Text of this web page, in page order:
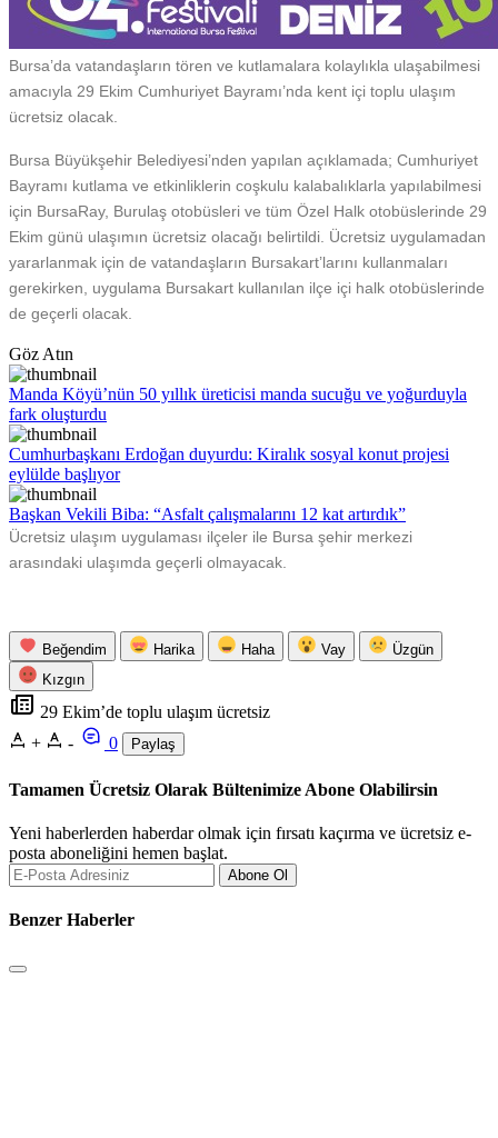
Bursa’da vatandaşların tören ve kutlamalara kolaylıkla ulaşabilmesi
amacıyla 29 Ekim Cumhuriyet Bayramı’nda kent içi toplu ulaşım
ücretsiz olacak.
Bursa Büyükşehir Belediyesi’nden yapılan açıklamada; Cumhuriyet
Bayramı kutlama ve etkinliklerin coşkulu kalabalıklarla yapılabilmesi
için BursaRay, Burulaş otobüsleri ve tüm Özel Halk otobüslerinde 29
Ekim günü ulaşımın ücretsiz olacağı belirtildi. Ücretsiz uygulamadan
yararlanmak için de vatandaşların Bursakart’larını kullanmaları
gerekirken, uygulama Bursakart kullanılan ilçe içi halk otobüslerinde
de geçerli olacak.
Göz Atın
Manda Köyü’nün 50 yıllık üreticisi manda sucuğu ve yoğurduyla
fark oluşturdu
Cumhurbaşkanı Erdoğan duyurdu: Kiralık sosyal konut projesi
eylülde başlıyor
Başkan Vekili Biba: “Asfalt çalışmalarını 12 kat artırdık”
Ücretsiz ulaşım uygulaması ilçeler ile Bursa şehir merkezi
arasındaki ulaşımda geçerli olmayacak.
Beğendim Harika Haha Vay
Üzgün
Kızgın
29 Ekim’de toplu ulaşım ücretsiz
+
- 0 Paylaş
Tamamen Ücretsiz Olarak Bültenimize Abone Olabilirsin
Yeni haberlerden haberdar olmak için fırsatı kaçırma ve ücretsiz e-
posta aboneliğini hemen başlat.
Abone Ol
Benzer Haberler